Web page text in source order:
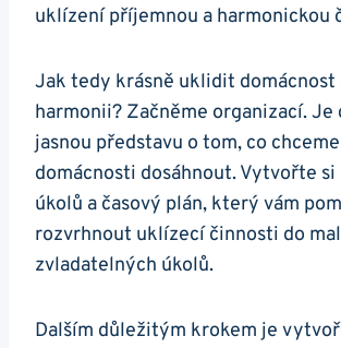
uklízení příjemnou a harmonickou
Jak tedy krásně uklidit
harmonii? Začněme organizací.
jasnou představu o tom, co
domácnosti dosáhnout. Vytvořte si
úkolů a časový plán, který vám
rozvrhnout uklízecí činnosti do
zvladatelných úkolů.
Dalším důležitým krokem je